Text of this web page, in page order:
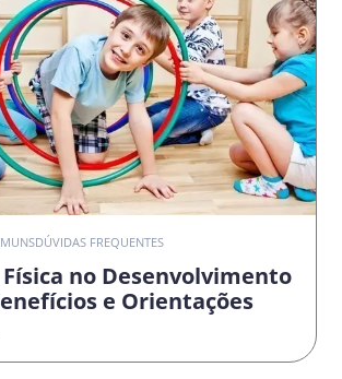
DÚVIDAS FREQUENTES
no Desenvolvimento
e Orientações